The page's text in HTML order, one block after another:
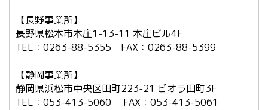
【長野事業所】
長野県松本市本庄1-13-11 本庄ビル4F
TEL：0263-88-5355 FAX：0263-88-5399
【静岡事業所】
静岡県浜松市中央区田町223-21 ビオラ田町3F
TEL：053-413-5060 FAX：053-413-5061